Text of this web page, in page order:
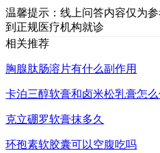
温馨提示：线上问答内容仅为
到正规医疗机构就诊
相关推荐
胸腺肽肠溶片有什么副作用
卡泊三醇软膏和卤米松乳膏怎么
克立硼罗软膏抹多久
环孢素软胶囊可以空腹吃吗